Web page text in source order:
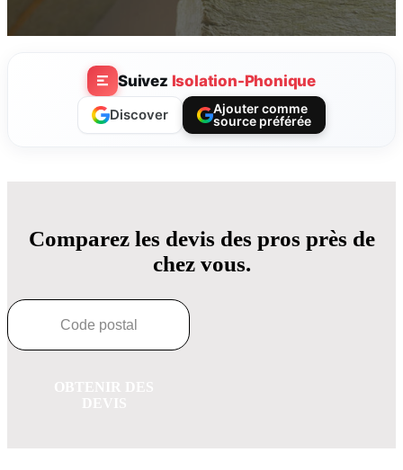
Suivez Isolation-Phonique
Discover
Ajouter comme
source préférée
Comparez les devis des pros près de
chez vous.